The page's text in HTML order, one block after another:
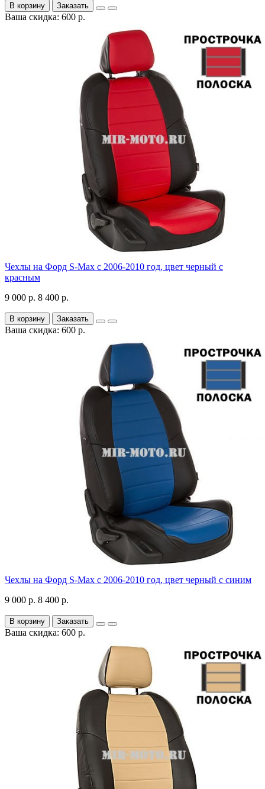
В корзину Заказать
Ваша скидка: 600 р.
Чехлы на Форд S-Max с 2006-2010 год, цвет черный с
красным
9 000 р. 8 400 р.
В корзину Заказать
Ваша скидка: 600 р.
Чехлы на Форд S-Max с 2006-2010 год, цвет черный с синим
9 000 р. 8 400 р.
В корзину Заказать
Ваша скидка: 600 р.